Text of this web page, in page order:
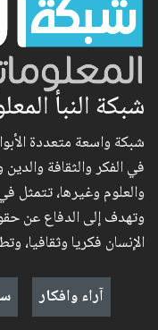
شبكة النبأ
شبكة واسعة متعددة
في الفكر والثقافة
والعلوم وغيرها، تتمثل
وتهدف إلى الدفاع عن
الإنسان فكريا وثقافيا،
آراء وافكار